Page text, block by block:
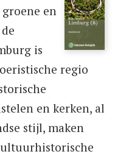
en
is
regio
en kerken, al
stijl, maken